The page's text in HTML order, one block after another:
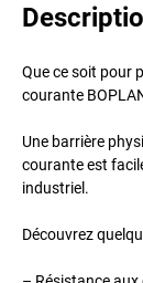
Que ce soit pour
courante
Une barrière
courante est
industriel.
Découvrez